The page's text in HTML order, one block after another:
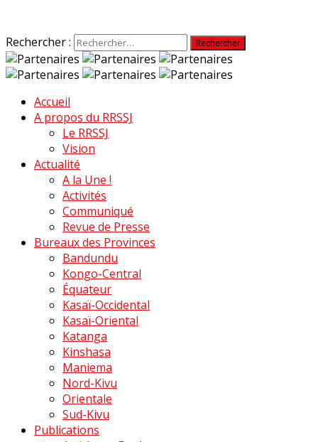
Rechercher :
Accueil
A propos du RRSSJ
Le RRSSJ
Vision
Actualité
A la Une !
Activités
Communiqué
Revue de Presse
Bureaux des Provinces
Bandundu
Kongo-Central
Équateur
Kasaï-Occidental
Kasaï-Oriental
Katanga
Kinshasa
Maniema
Nord-Kivu
Orientale
Sud-Kivu
Publications